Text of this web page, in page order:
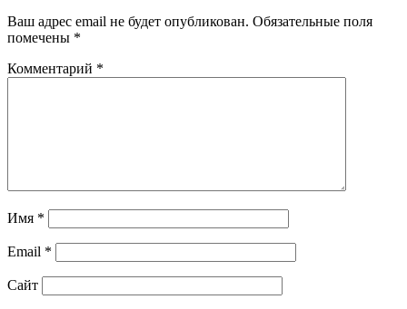
Ваш адрес email не будет опубликован. Обязательные поля
помечены *
Комментарий *
Имя *
Email *
Сайт